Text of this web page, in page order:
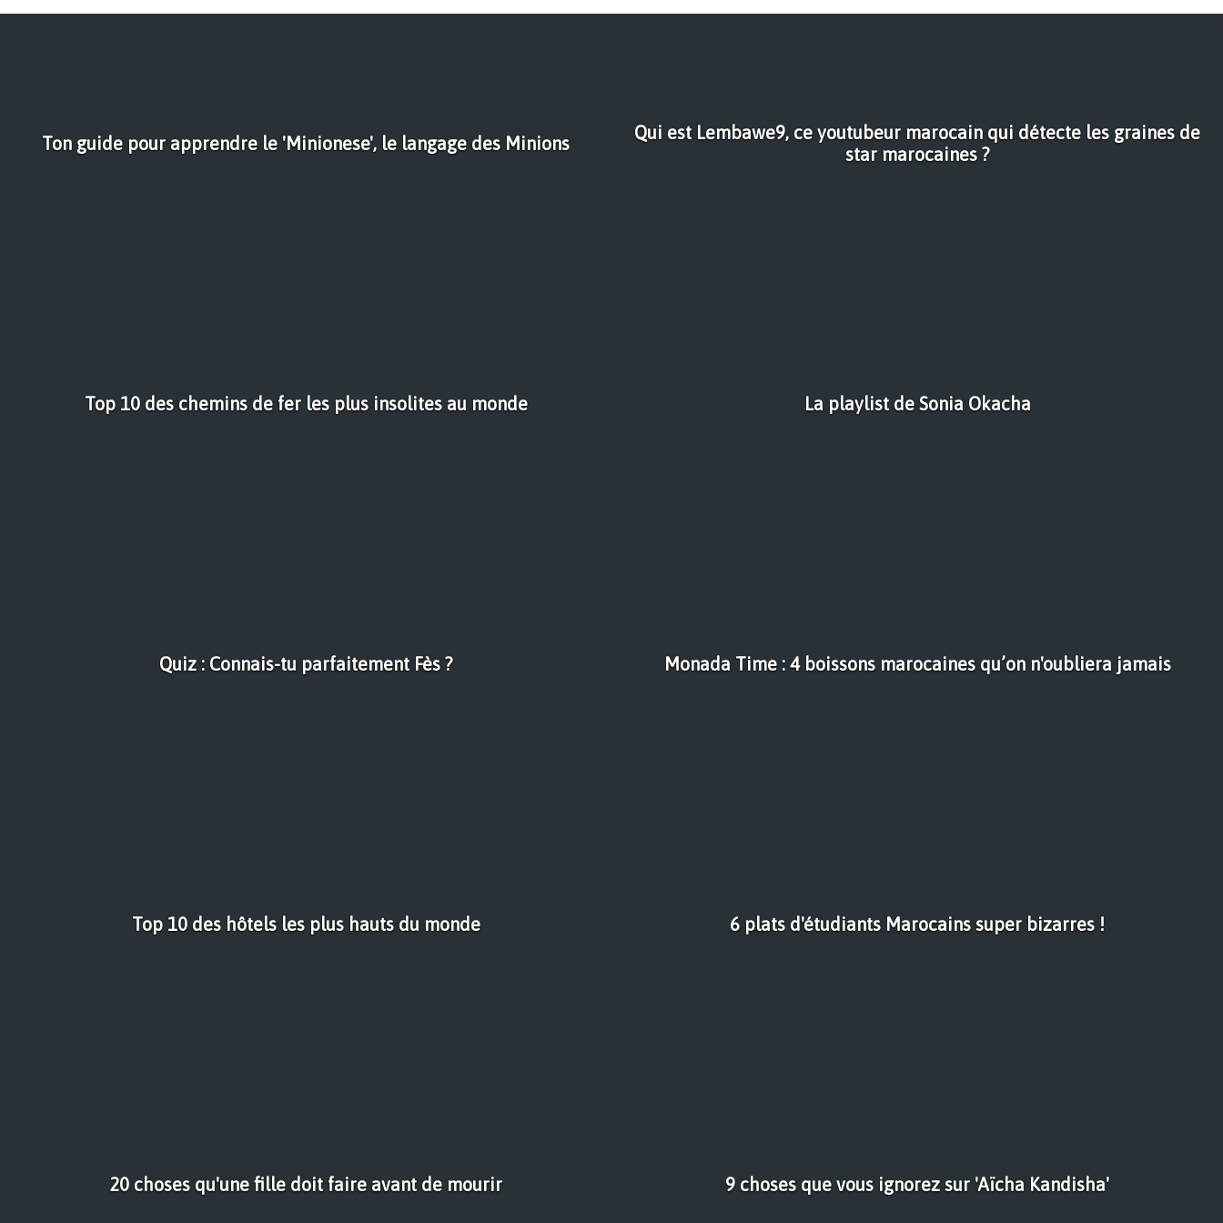
Ton guide pour apprendre le 'Minionese', le langage des Minions
Qui est Lembawe9, ce youtubeur marocain qui détecte les graines de
star marocaines ?
Top 10 des chemins de fer les plus insolites au monde La playlist de Sonia Okacha
Quiz : Connais-tu parfaitement Fès ? Monada Time : 4 boissons marocaines qu’on n'oubliera jamais
Top 10 des hôtels les plus hauts du monde 6 plats d'étudiants Marocains super bizarres !
20 choses qu'une fille doit faire avant de mourir 9 choses que vous ignorez sur 'Aïcha Kandisha'